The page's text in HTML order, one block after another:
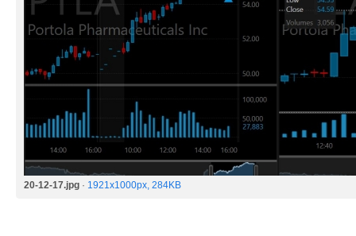
20-12-17.jpg · 1921x1000px, 284KB